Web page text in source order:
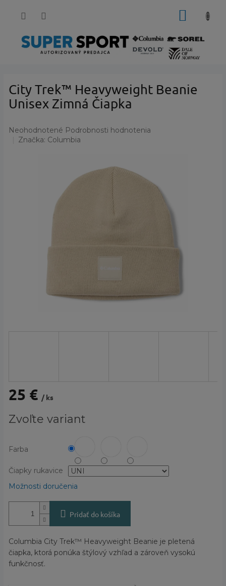
City Trek™ Heavyweight Beanie
Unisex Zimná Čiapka
Priemerné
hodnotenie
Neohodnotené Podrobnosti hodnotenia
Značka: Columbia
25 € / ks
cena:
Zvoľte variant
Farba
Čiapky rukavice
Možnosti doručenia
Pridať do košíka
Columbia City Trek™ Heavyweight Beanie je pletená
čiapka, ktorá ponúka štýlový vzhľad a zároveň vysokú
funkčnosť.